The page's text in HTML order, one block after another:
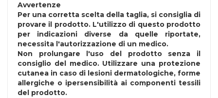
Avvertenze
Per una corretta scelta della taglia, si consiglia di
provare il prodotto. L'utilizzo di questo prodotto
per indicazioni diverse da quelle riportate,
necessita l'autorizzazione di un medico.
Non prolungare l'uso del prodotto senza il
consiglio del medico. Utilizzare una protezione
cutanea in caso di lesioni dermatologiche, forme
allergiche o ipersensibilità ai componenti tessili
del prodotto.